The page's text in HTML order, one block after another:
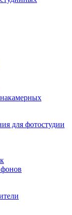
для фотостудии